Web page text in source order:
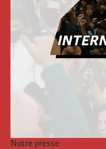
Notre presse